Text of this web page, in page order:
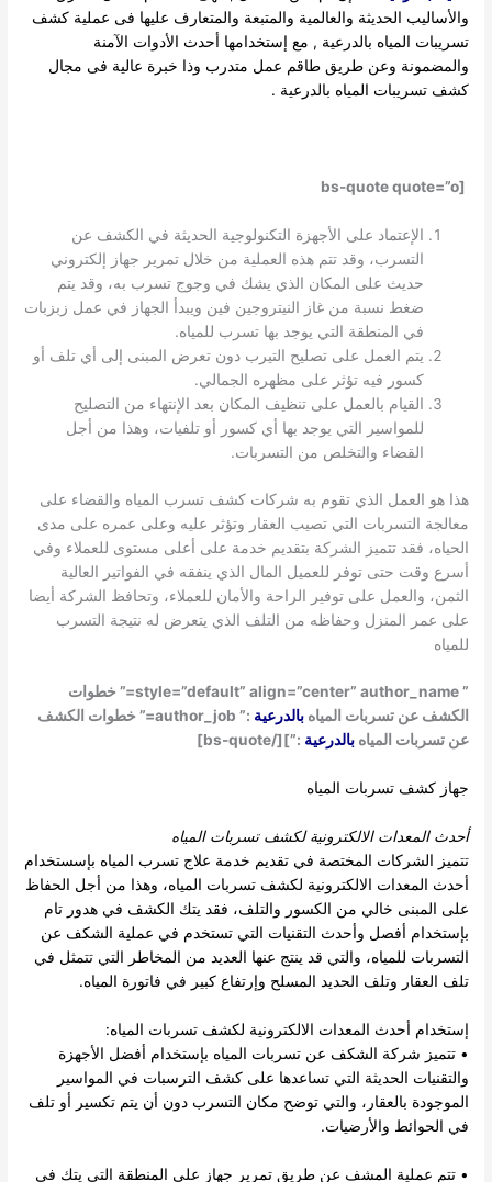
والأساليب الحديثة والعالمية والمتبعة والمتعارف عليها فى عملية كشف
تسريبات المياه بالدرعية , مع إستخدامها أحدث الأدوات الآمنة
والمضمونة وعن طريق طاقم عمل متدرب وذا خبرة عالية فى مجال
كشف تسريبات المياه بالدرعية .
[bs-quote quote=”o
الإعتماد على الأجهزة التكنولوجية الحديثة في الكشف عن
التسرب، وقد تتم هذه العملية من خلال تمرير جهاز إلكتروني
حديث على المكان الذي يشك في وجوج تسرب به، وقد يتم
ضغط نسبة من غاز النيتروجين فين ويبدأ الجهاز في عمل زبزبات
في المنطقة التي يوجد بها تسرب للمياه.
يتم العمل على تصليح التيرب دون تعرض المبنى إلى أي تلف أو
كسور فيه تؤثر على مظهره الجمالي.
القيام بالعمل على تنظيف المكان بعد الإنتهاء من التصليح
للمواسير التي يوجد بها أي كسور أو تلفيات، وهذا من أجل
القضاء والتخلص من التسربات.
هذا هو العمل الذي تقوم به شركات كشف تسرب المياه والقضاء على
معالجة التسربات التي تصيب العقار وتؤثر عليه وعلى عمره على مدى
الحياه، فقد تتميز الشركة بتقديم خدمة على أعلى مستوى للعملاء وفي
أسرع وقت حتى توفر للعميل المال الذي ينفقه في الفواتير العالية
الثمن، والعمل على توفير الراحة والأمان للعملاء، وتحافظ الشركة أيضا
على عمر المنزل وحفاظه من التلف الذي يتعرض له نتيجة التسرب
للمياه
” style=”default” align=”center” author_name=” خطوات
الكشف عن تسربات المياهبالدرعية
:” author_job=” خطوات الكشف
عن تسربات المياهبالدرعية :”][/bs-quote]
جهاز كشف تسربات المياه
أحدث المعدات الالكترونية لكشف تسربات المياه
تتميز الشركات المختصة في تقديم خدمة علاج تسرب المياه بإسستخدام
أحدث المعدات الالكترونية لكشف تسربات المياه، وهذا من أجل الحفاظ
على المبنى خالي من الكسور والتلف، فقد يتك الكشف في هدور تام
بإستخدام أفصل وأحدث التقنيات التي تستخدم في عملية الشكف عن
التسربات للمياه، والتي قد ينتج عنها العديد من المخاطر التي تتمثل في
تلف العقار وتلف الحديد المسلح وإرتفاع كبير في فاتورة المياه.
إستخدام أحدث المعدات الالكترونية لكشف تسربات المياه:
• تتميز شركة الشكف عن تسربات المياه بإستخدام أفضل الأجهزة
والتقنيات الحديثة التي تساعدها على كشف الترسبات في المواسير
الموجودة بالعقار، والتي توضح مكان التسرب دون أن يتم تكسير أو تلف
في الحوائط والأرضيات.
• تتم عملية المشف عن طريق تمرير جهاز على المنطقة التي يتك في